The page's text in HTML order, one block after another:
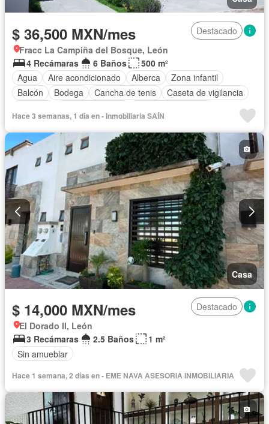
$ 36,500 MXN/mes
Destacado
Fracc La Campiña del Bosque, León
4 Recámaras
6 Baños
500 m²
Agua
Aire acondicionado Alberca
Zona infantil
Balcón
Bodega Cancha de tenis
Caseta de vigilancia
Cuarto de servicio
Electricidad
Estacionamiento
Gimnasio
Internet Jacuzzi
Jardín
Recámara con closet
Sala polivalente
Sauna
Seguridad
Televisión por cable Terraza
Zonas verdes
Permite mascotas
Permite niños
Solo familias
Sin amueblar
Hace 3 semanas, 1 día en - Inmobiliaria SAÍN
Casa
$ 14,000 MXN/mes
Destacado
El Dorado II, León
3 Recámaras
2.5 Baños
1 m²
Sin amueblar
Hace 1 semana, 2 días en - EME NAVA ASESORIA INMOBILIARIA